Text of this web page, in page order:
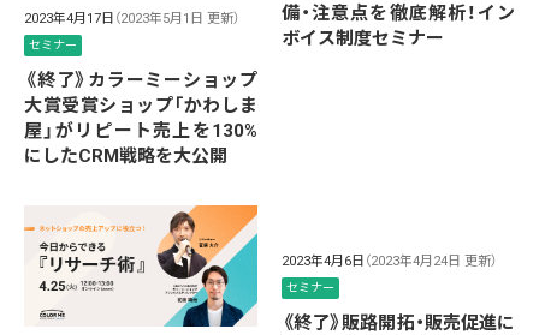
2023年4月17日 （2023年5月1日 更新）
セミナー
《終了》カラーミーショップ
大賞受賞ショップ「かわしま
屋」がリピート売上を130%
にしたCRM戦略を大公開
備・注意点を徹底解析！イン
ボイス制度セミナー
2023年4月6日 （2023年4月24日 更新）
セミナー
《終了》販路開拓・販売促進に